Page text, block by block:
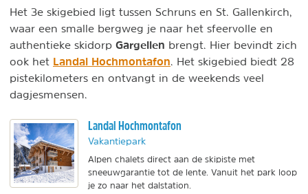
Het 3e skigebied ligt tussen Schruns en St. Gallenkirch,
waar een smalle bergweg je naar het sfeervolle en
authentieke skidorp Gargellen brengt. Hier bevindt zich
ook het Landal Hochmontafon . Het skigebied biedt 28
pistekilometers en ontvangt in de weekends veel
dagjesmensen.
Landal Hochmontafon
Vakantiepark
Alpen chalets direct aan de skipiste met
sneeuwgarantie tot de lente. Vanuit het park loop
je zo naar het dalstation.